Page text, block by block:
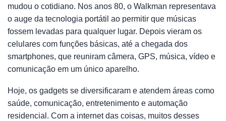
mudou o cotidiano. Nos anos 80, o Walkman representava
o auge da tecnologia portátil ao permitir que músicas
fossem levadas para qualquer lugar. Depois vieram os
celulares com funções básicas, até a chegada dos
smartphones, que reuniram câmera, GPS, música, vídeo e
comunicação em um único aparelho.
Hoje, os gadgets se diversificaram e atendem áreas como
saúde, comunicação, entretenimento e automação
residencial. Com a internet das coisas, muitos desses